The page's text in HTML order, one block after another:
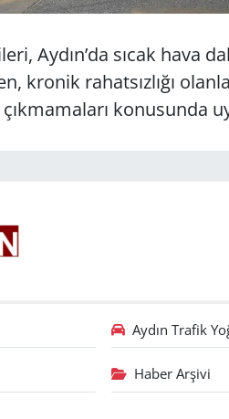
Aydın’da sıcak hava
kronik rahatsızlığı
çıkmamaları konusunda
Aydın Trafik
Haber Arşivi